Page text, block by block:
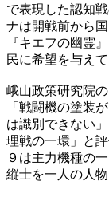
で表現した認知
ナは開戦前から
『キエフの幽霊
民に希望を与え
峨山政策研究院
「戦闘機の塗装
は識別できない
理戦の一環」と
９は主力機種の
縦士を一人の人